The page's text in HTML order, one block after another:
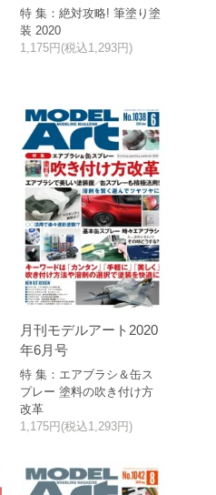
特 集：絶対攻略! 筆塗り塗
装 2020
1,175円(税込1,293円)
月刊モデルアート2020
年6月号
特 集：エアブラシ＆缶ス
プレー 塗料の吹き付け方
改革
1,175円(税込1,293円)